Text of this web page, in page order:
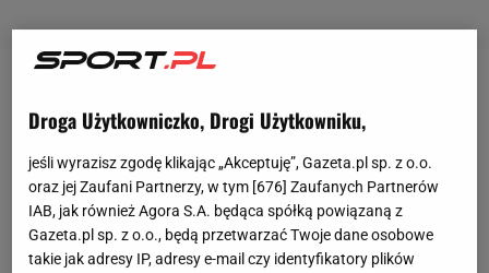
kryzysem w niemieckim futbolu od czasu afery
korupcyjnej w Bundeslidze w latach 70. Były "czarne
kasy" kanclerza Helmuta Kohla i CDU, teraz są
"czarne kasy" piłkarskie. Kto im da swoje nazwisko,
jeszcze nie jest przesądzone. Zapewne Robert Louis
Droga Użytkowniczko, Drogi Użytkowniku,
jeśli wyrazisz zgodę klikając „Akceptuję”, Gazeta.pl sp. z o.o.
oraz jej Zaufani Partnerzy, w tym [676] Zaufanych Partnerów
IAB, jak również Agora S.A. będąca spółką powiązaną z
Gazeta.pl sp. z o.o., będą przetwarzać Twoje dane osobowe
takie jak adresy IP, adresy e-mail czy identyfikatory plików